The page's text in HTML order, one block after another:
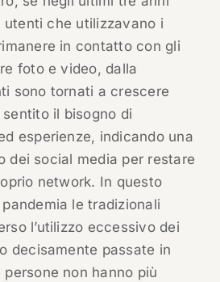
utenti che utilizzavano i
in contatto con gli
foto e video, dalla
sono tornati a crescere
il bisogno di
esperienze, indicando una
dei social media per restare
network. In questo
le tradizionali
l’utilizzo eccessivo dei
decisamente passate in
non hanno più